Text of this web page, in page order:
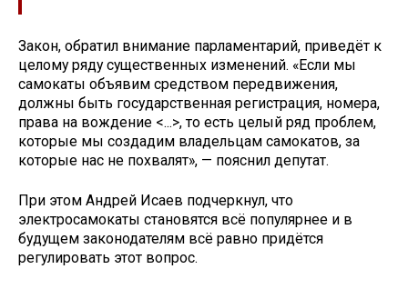
Закон, обратил внимание парламентарий, приведёт к
целому ряду существенных изменений. «Если мы
самокаты объявим средством передвижения,
должны быть государственная регистрация, номера,
права на вождение <...>, то есть целый ряд проблем,
которые мы создадим владельцам самокатов, за
которые нас не похвалят», — пояснил депутат.
При этом Андрей Исаев подчеркнул, что
электросамокаты становятся всё популярнее и в
будущем законодателям всё равно придётся
регулировать этот вопрос.